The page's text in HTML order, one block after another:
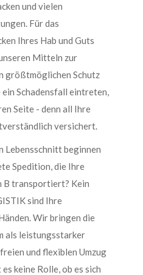
und vielen
Für das
Ihres Hab und Guts
Mitteln zur
größtmöglichen Schutz
Schadensfall eintreten,
Seite - denn all Ihre
versichert.
Lebensschnitt beginnen
Spedition, die Ihre
B transportiert? Kein
sind Ihre
Wir bringen die
als leistungsstarker
und flexiblen Umzug
keine Rolle, ob es sich